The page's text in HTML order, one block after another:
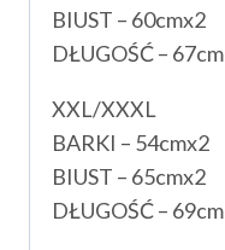
BIUST – 60cmx2
DŁUGOŚĆ – 67cm
XXL/XXXL
BARKI – 54cmx2
BIUST – 65cmx2
DŁUGOŚĆ – 69cm